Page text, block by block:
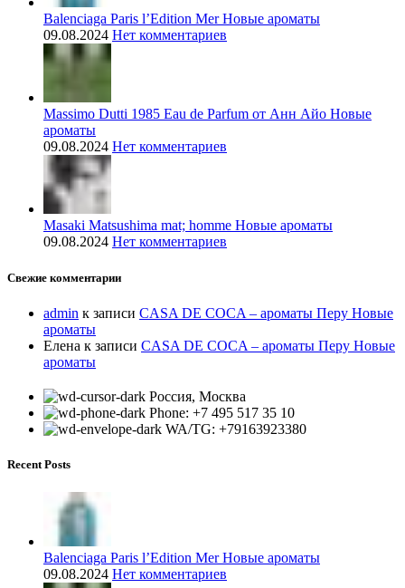
Balenciaga Paris l’Edition Mer Новые ароматы
09.08.2024 Нет комментариев
Massimo Dutti 1985 Eau de Parfum от Анн Айо Новые
ароматы
09.08.2024 Нет комментариев
Masaki Matsushima mat; homme Новые ароматы
09.08.2024 Нет комментариев
Свежие комментарии
admin к записи CASA DE COCA – ароматы Перу Новые
ароматы
Елена к записи CASA DE COCA – ароматы Перу Новые
ароматы
Россия, Москва
Phone: +7 495 517 35 10
WA/TG: +79163923380
Recent Posts
Balenciaga Paris l’Edition Mer Новые ароматы
09.08.2024 Нет комментариев